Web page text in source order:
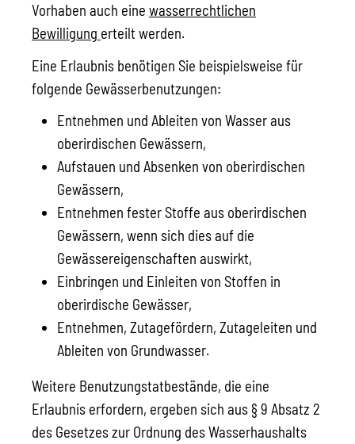
Vorhaben auch eine wasserrechtlichen
Bewilligung erteilt werden.
Eine Erlaubnis benötigen Sie beispielsweise für
folgende Gewässerbenutzungen:
Entnehmen und Ableiten von Wasser aus
oberirdischen Gewässern,
Aufstauen und Absenken von oberirdischen
Gewässern,
Entnehmen fester Stoffe aus oberirdischen
Gewässern, wenn sich dies auf die
Gewässereigenschaften auswirkt,
Einbringen und Einleiten von Stoffen in
oberirdische Gewässer,
Entnehmen, Zutagefördern, Zutageleiten und
Ableiten von Grundwasser.
Weitere Benutzungstatbestände, die eine
Erlaubnis erfordern, ergeben sich aus § 9 Absatz 2
des Gesetzes zur Ordnung des Wasserhaushalts